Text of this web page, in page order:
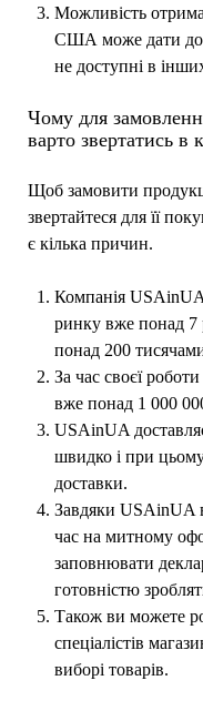
Можливість
США може дати
не доступні в
Чому для
варто звертатись
Щоб замовити
звертайтеся для її
є кілька причин.
Компанія
ринку вже понад 7
понад 200
За час своєї
вже понад 1 000
USAinUA
швидко і при
доставки.
Завдяки USAinUA
час на митному
заповнювати
готовністю
Також ви можете
спеціалістів
виборі товарів.